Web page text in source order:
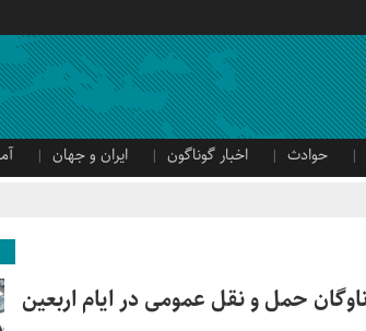
حوادث اخبار گوناگون ایران و جهان